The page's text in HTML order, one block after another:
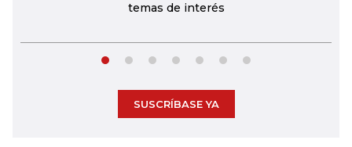
temas de interés
SUSCRÍBASE YA